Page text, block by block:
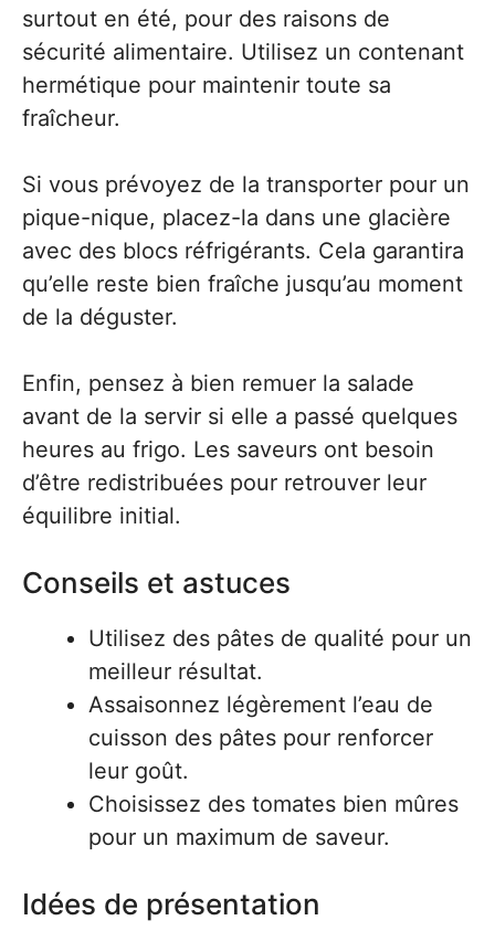
surtout en été, pour des raisons de
sécurité alimentaire. Utilisez un contenant
hermétique pour maintenir toute sa
fraîcheur.
Si vous prévoyez de la transporter pour un
pique-nique, placez-la dans une glacière
avec des blocs réfrigérants. Cela garantira
qu’elle reste bien fraîche jusqu’au moment
de la déguster.
Enfin, pensez à bien remuer la salade
avant de la servir si elle a passé quelques
heures au frigo. Les saveurs ont besoin
d’être redistribuées pour retrouver leur
équilibre initial.
Conseils et astuces
Utilisez des pâtes de qualité pour un
meilleur résultat.
Assaisonnez légèrement l’eau de
cuisson des pâtes pour renforcer
leur goût.
Choisissez des tomates bien mûres
pour un maximum de saveur.
Idées de présentation